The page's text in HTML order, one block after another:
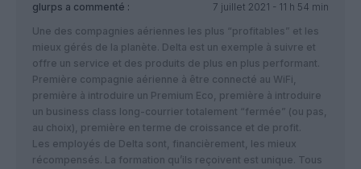
glurps a commenté :
7 juillet 2021 - 11 h 54 min
Une des compagnies aériennes les plus “profitables” et les
mieux gérés de la planète. Delta est un exemple à suivre et
offre un service et des produits de plus en plus performant.
Première compagnie aérienne à être connecté au WiFi,
première à introduire un Premium Eco, première à introduire
un business class long-courrier totalement “fermée” (ou pas,
au choix), première en terme de croissance et de profit.
Les employés de Delta sont, financièrement, les mieux
récompensés. La formation qu’ils reçoivent est unique. Tous